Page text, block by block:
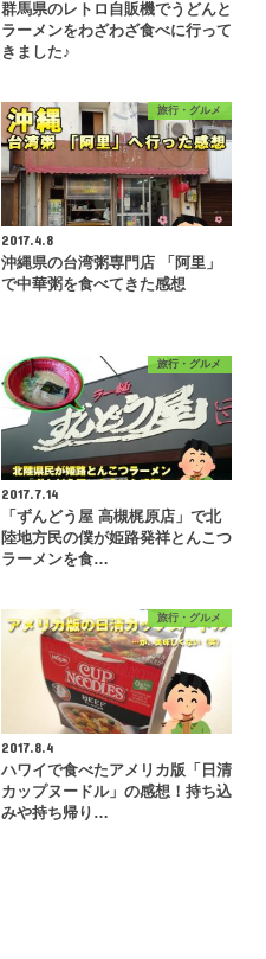
群馬県のレトロ自販機でうどんと
ラーメンをわざわざ食べに行って
きました♪
旅行・グルメ
2017.4.8
沖縄県の台湾粥専門店 「阿里」
で中華粥を食べてきた感想
旅行・グルメ
2017.7.14
「ずんどう屋 高槻梶原店」で北
陸地方民の僕が姫路発祥とんこつ
ラーメンを食…
旅行・グルメ
2017.8.4
ハワイで食べたアメリカ版「日清
カップヌードル」の感想！持ち込
みや持ち帰り…